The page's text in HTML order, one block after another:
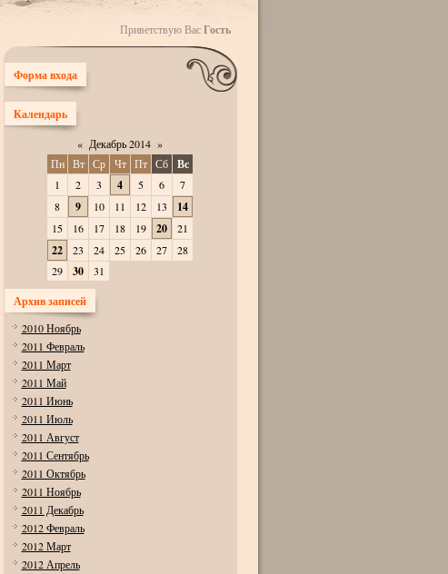
Приветствую Вас Гость
Форма входа
Календарь
« Декабрь 2014 »
Пн Вт Ср Чт Пт Сб Вс
1 2 3 4 5 6
7
8
9 10 11 12 13 14
15 16 17 18 19 20 21
22 23 24 25 26 27
28
29
30 31
Архив записей
2010 Ноябрь
2011 Февраль
2011 Март
2011 Май
2011 Июнь
2011 Июль
2011 Август
2011 Сентябрь
2011 Октябрь
2011 Ноябрь
2011 Декабрь
2012 Февраль
2012 Март
2012 Апрель